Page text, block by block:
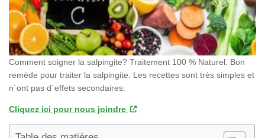
Comment soigner la salpingite? Traitement 100 % Naturel. Bon
remède pour traiter la salpingite. Les recettes sont très simples et
n´ont pas d´effets secondaires.
Cliquez ici pour nous joindre